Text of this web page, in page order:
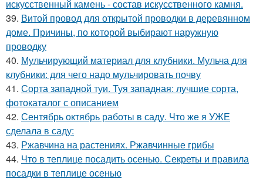
искусственный камень - состав искусственного камня.
39. Витой провод для открытой проводки в деревянном
доме. Причины, по которой выбирают наружную
проводку
40. Мульчирующий материал для клубники. Мульча для
клубники: для чего надо мульчировать почву
41. Сорта западной туи. Туя западная: лучшие сорта,
фотокаталог с описанием
42. Сентябрь октябрь работы в саду. Что же я УЖЕ
сделала в саду:
43. Ржавчина на растениях. Ржавчинные грибы
44. Что в теплице посадить осенью. Секреты и правила
посадки в теплице осенью